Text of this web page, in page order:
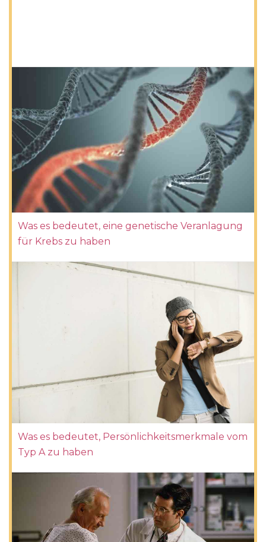
Was es bedeutet, eine genetische Veranlagung
für Krebs zu haben
Was es bedeutet, Persönlichkeitsmerkmale vom
Typ A zu haben